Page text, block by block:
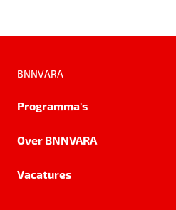
BNNVARA
Programma's
Over BNNVARA
Vacatures